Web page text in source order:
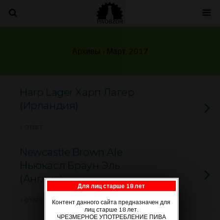
Harp Lager Харп Лагер
(Ирландия)
Newcastle Brown Ale
Ньюкасл Браун Эль
(Англия)
Для лиц старше 18 лет
Контент данного сайта предназначен для
лиц старше 18 лет.
ЧРЕЗМЕРНОЕ УПОТРЕБЛЕНИЕ ПИВА